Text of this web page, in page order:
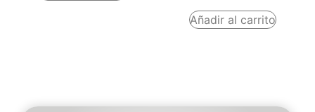
Añadir al carrito